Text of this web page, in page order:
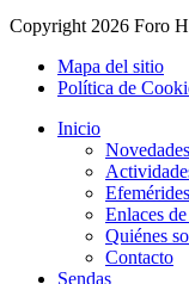
Copyright 2026 Foro
Mapa del sitio
Política de
Inicio
Novedades
Efemérides
Enlaces
Quiénes
Contacto
Sendas